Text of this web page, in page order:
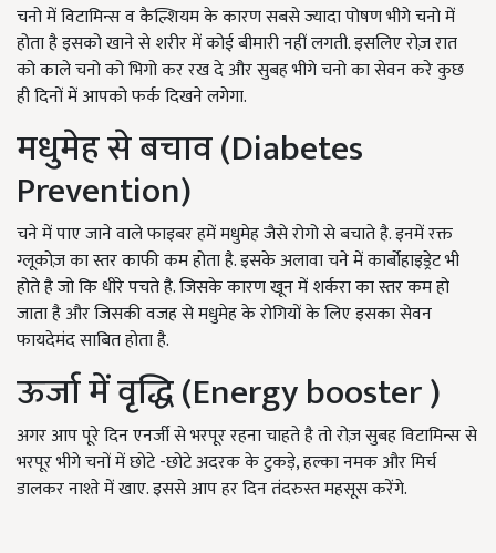
चनो में विटामिन्स व कैल्शियम के कारण सबसे ज्यादा पोषण भीगे चनो में
होता है इसको खाने से शरीर में कोई बीमारी नहीं लगती. इसलिए रोज़ रात
को काले चनो को भिगो कर रख दे और सुबह भीगे चनो का सेवन करे कुछ
ही दिनों में आपको फर्क दिखने लगेगा.
मधुमेह से बचाव (Diabetes
Prevention)
चने में पाए जाने वाले फाइबर हमें मधुमेह जैसे रोगो से बचाते है. इनमें रक्त
ग्लूकोज़ का स्तर काफी कम होता है. इसके अलावा चने में कार्बोहाइड्रेट भी
होते है जो कि धीरे पचते है. जिसके कारण खून में शर्करा का स्तर कम हो
जाता है और जिसकी वजह से मधुमेह के रोगियों के लिए इसका सेवन
फायदेमंद साबित होता है.
ऊर्जा में वृद्धि (Energy booster )
अगर आप पूरे दिन एनर्जी से भरपूर रहना चाहते है तो रोज़ सुबह विटामिन्स से
भरपूर भीगे चनों में छोटे -छोटे अदरक के टुकड़े, हल्का नमक और मिर्च
डालकर नाश्ते में खाए. इससे आप हर दिन तंदरुस्त महसूस करेंगे.